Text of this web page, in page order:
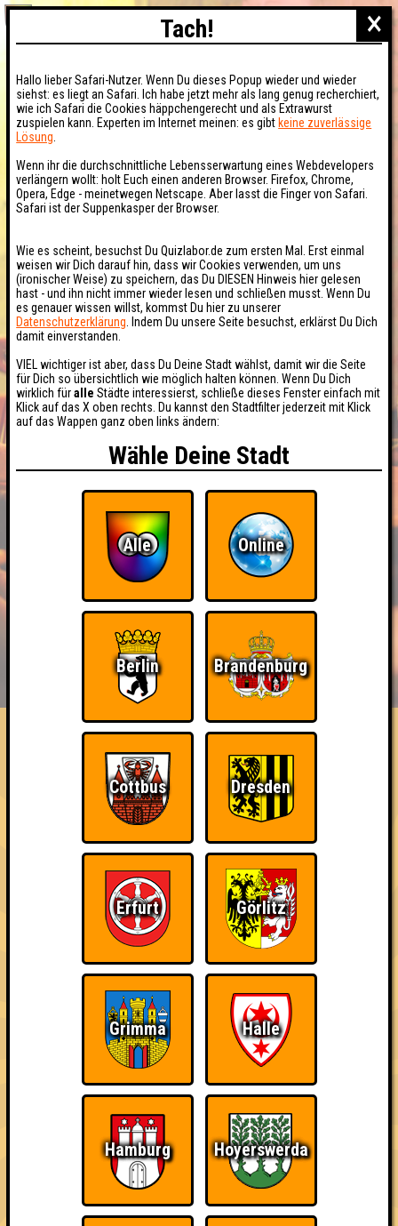
HIGHSCORE RESERVIERUNG
FAQ ÜBER UNS
Salat Komplett
Errungenschaften
Kleiner Hinweis: bei uns sind Teams, die in einem Stechen
verlieren, trotzdem auf dem 1. Platz - den haben sie sich
schließlich verdient! Entsprechend gibt es für diese auch
Errungenschaften für den 1. Platz.
Knapp daneben!
Schon wieder zum
Wiederzehn macht
Quizveteran
Wir sind immer bei
Nerven aus Stahl
×
Tach!
Hallo lieber Safari-Nutzer. Wenn Du dieses Popup wieder und wieder
siehst: es liegt an Safari. Ich habe jetzt mehr als lang genug recherchiert,
wie ich Safari die Cookies häppchengerecht und als Extrawurst
zuspielen kann. Experten im Internet meinen: es gibt keine zuverlässige
Lösung
Wenn ihr die durchschnittliche Lebensserwartung eines Webdevelopers
verlängern wollt: holt Euch einen anderen Browser. Firefox, Chrome,
Opera, Edge - meinetwegen Netscape. Aber lasst die Finger von Safari.
Safari ist der Suppenkasper der Browser.
Wie es scheint, besuchst Du Quizlabor.de zum ersten Mal. Erst einmal
weisen wir Dich darauf hin, dass wir Cookies verwenden, um uns
(ironischer Weise) zu speichern, das Du DIESEN Hinweis hier gelesen
hast - und ihn nicht immer wieder lesen und schließen musst. Wenn Du
es genauer wissen willst, kommst Du hier zu unserer
Datenschutzerklärung . Indem Du unsere Seite besuchst, erklärst Du Dich
damit einverstanden.
VIEL wichtiger ist aber, dass Du Deine Stadt wählst, damit wir die Seite
für Dich so übersichtlich wie möglich halten können. Wenn Du Dich
wirklich füralle Städte interessierst, schließe dieses Fenster einfach mit
Klick auf das X oben rechts. Du kannst den Stadtfilter jederzeit mit Klick
auf das Wappen ganz oben links ändern:
Wähle Deine Stadt
Alle Online
Berlin Brandenburg
Cottbus Dresden
Erfurt Görlitz
Grimma Halle
Hamburg Hoyerswerda